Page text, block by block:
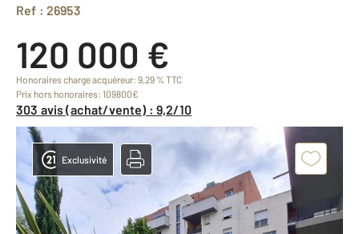
Ref : 26953
120 000 €
Honoraires charge acquéreur: 9,29 % TTC
Prix hors honoraires: 109800€
303 avis (achat/vente) : 9,2/10
Exclusivité